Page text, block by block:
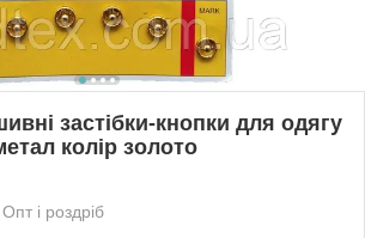
застібки-кнопки для одягу
колір золото
Опт і роздріб